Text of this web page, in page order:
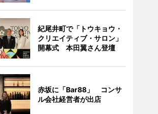
紀尾井町で「トウキョウ・
クリエイティブ・サロン」
開幕式 本田翼さん登壇
赤坂に「Bar88」 コンサ
ル会社経営者が出店